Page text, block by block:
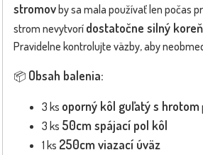
stromov by sa mala používať len počas
strom nevytvorí dostatočne silný
Pravidelne kontrolujte väzby, aby
📦 Obsah balenia:
3 ks oporný kôl guľatý s hrotom
3 ks 50cm spájací pol kôl
1 ks 250cm viazací úväz